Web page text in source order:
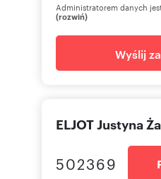
Administratorem danych
(rozwiń)
Wyślij
ELJOT Justyna
502369